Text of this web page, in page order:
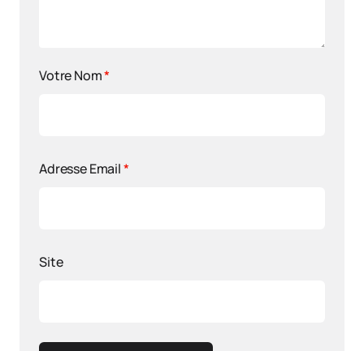
Votre Nom*
Adresse Email*
Site